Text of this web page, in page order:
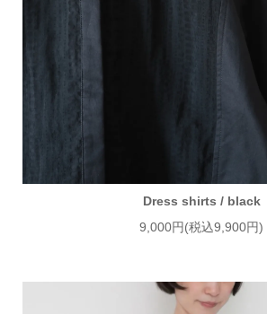
Dress shirts / black
9,000円(税込9,900円)